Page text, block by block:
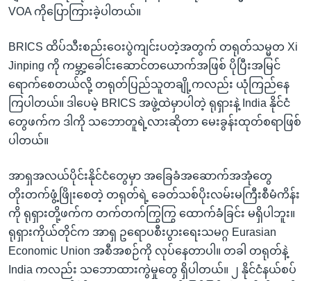
VOA ကိုပြောကြားခဲ့ပါတယ်။
BRICS ထိပ်သီးစည်းဝေးပွဲကျင်းပတဲ့အတွက် တရုတ်သမ္မတ Xi
Jinping ကို ကမ္ဘာ့ခေါင်းဆောင်တယောက်အဖြစ် ပိုပြီးအမြင်
ရောက်စေတယ်လို့ တရုတ်ပြည်သူတချို့ကလည်း ယုံကြည်နေ
ကြပါတယ်။ ဒါပေမဲ့ BRICS အဖွဲ့ထဲမှာပါတဲ့ ရုရှားနဲ့ India နိုင်ငံ
တွေဖက်က ဒါကို သဘောတူရဲ့လားဆိုတာ မေးခွန်းထုတ်စရာဖြစ်
ပါတယ်။
အာရှအလယ်ပိုင်းနိုင်ငံတွေမှာ အခြေခံအဆောက်အအုံတွေ
တိုးတက်ဖွံ့ဖြိုးစေတဲ့ တရုတ်ရဲ့ ခေတ်သစ်ပိုးလမ်းမကြီးစီမံကိန်း
ကို ရုရှားတို့ဖက်က တက်တက်ကြွကြွ ထောက်ခံခြင်း မရှိပါဘူး။
ရုရှားကိုယ်တိုင်က အာရှ ဥရောပစီးပွားရေးသမဂ္ဂ Eurasian
Economic Union အစီအစဉ်ကို လုပ်နေတာပါ။ တခါ တရုတ်နဲ့
India ကလည်း သဘောထားကွဲမှုတွေ ရှိပါတယ်။ ၂ နိုင်ငံနယ်စပ်